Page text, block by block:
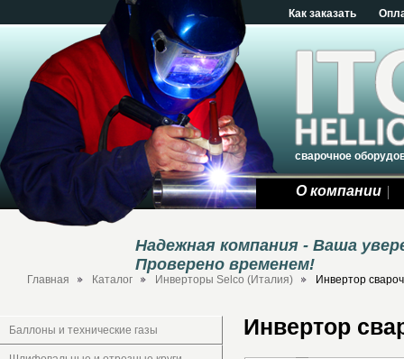
Как заказать
сварочное
О компании
Надежная компания - Ваша
Проверено временем!
Главная Каталог Инверторы Selco (Италия) Инвертор
Баллоны и технические газы Инвертор